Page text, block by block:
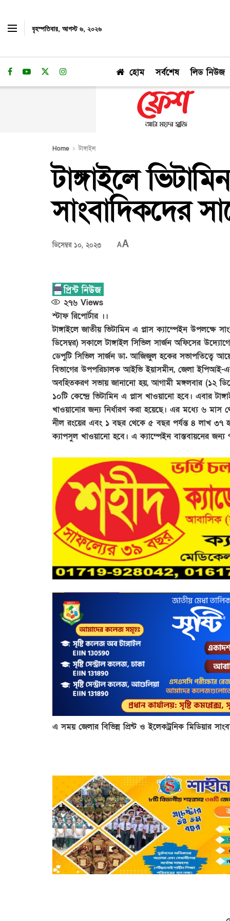
বৃহস্পতিবার, আগস্ট ৬, ২০২৬
হোম সর্বশেষ লিড নিউজ
Home টাঙ্গাইল
টাঙ্গাইলে
সাংবাদিকদের
ডিসেম্বর ১০, ২০২৩ AA
২৭৬ Views
স্টাফ রিপোর্টার ।।
টাঙ্গাইলে জাতীয় ভিটামিন এ প্লাস ক্যাম্পেইন উপলক্ষে
ডিসেম্বর) সকালে টাঙ্গাইল সিভিল সার্জন অফিসের
ডেপুটি সিভিল সার্জন ডা. আজিজুল হকের সভাপতিত্বে
বিভাগের উপপরিচালক আইভি ইয়াসমীন, জেলা ইপিআই-
অবহিতকরণ সভায় জানানো হয়, আগামী মঙ্গলবার (১২
১০টি কেন্দ্রে ভিটামিন এ প্লাস খাওয়ানো হবে। এবার
খাওয়ানোর জন্য নির্ধারণ করা হয়েছে। এর মধ্যে ৬
নীল রংয়ের এবং ১ বছর থেকে ৫ বছর পর্যন্ত ৪ লাখ ৩৭
ক্যাপসুল খাওয়ানো হবে। এ ক্যাম্পেইন বাস্তবায়নের
এ সময় জেলার বিভিন্ন প্রিন্ট ও ইলেকট্রনিক মিডিয়ার